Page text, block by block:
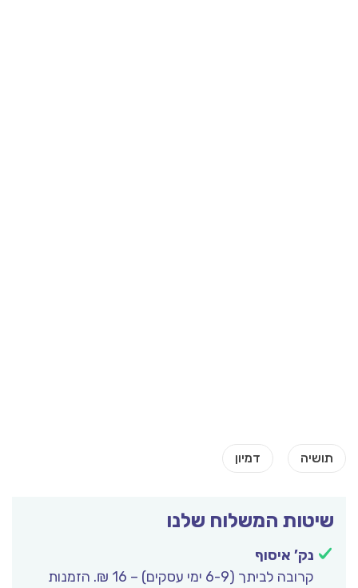
שיטות המשלוח שלנו
נק’ איסוף
קרובה לביתך (6-9 ימי עסקים) – 16 ₪. הזמנות